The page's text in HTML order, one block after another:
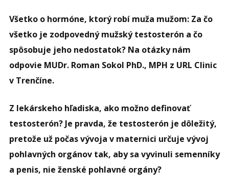
Všetko o hormóne, ktorý robí muža mužom: Za čo
všetko je zodpovedný mužský testosterón a čo
spôsobuje jeho nedostatok? Na otázky nám
odpovie MUDr. Roman Sokol PhD., MPH z URL Clinic
v Trenčíne.
Z lekárskeho hľadiska, ako možno definovať
testosterón? Je pravda, že testosterón je dôležitý,
pretože už počas vývoja v maternici určuje vývoj
pohlavných orgánov tak, aby sa vyvinuli semenníky
a penis, nie ženské pohlavné orgány?